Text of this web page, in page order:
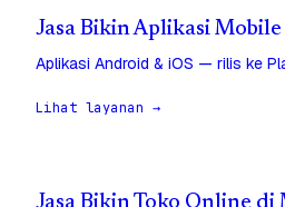
Jasa Bikin Aplikasi
Aplikasi Android & iOS — rilis ke
Lihat layanan →